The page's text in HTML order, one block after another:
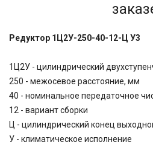
Редуктор 1Ц2У-250-40-12-Ц У3
1Ц2У - цилиндрический
250 - межосевое расстояние, мм
40 - номинальное передаточное
12 - вариант сборки
Ц - цилиндрический конец
У - климатическое исполнение